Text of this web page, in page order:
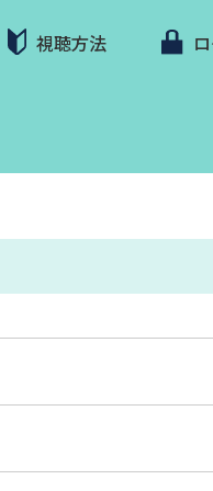
視聴方法